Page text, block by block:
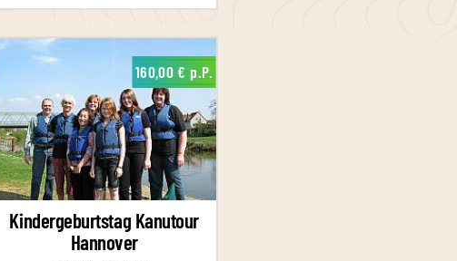
160,00 € p.P.
Kindergeburtstag Kanutour
Hannover